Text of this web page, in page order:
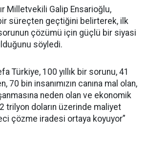
Milletvekili Galip Ensarioğlu,
süreçten geçtiğini belirterek, ilk
çözümü için güçlü bir siyasi
söyledi.
Türkiye, 100 yıllık bir sorunu, 41
70 bin insanımızın canına mal olan,
neden olan ve ekonomik
trilyon doların üzerinde maliyet
çözme iradesi ortaya koyuyor”